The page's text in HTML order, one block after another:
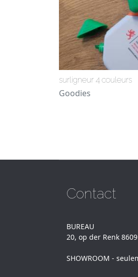
surligneur 4 couleurs
Goodies
Contact
BUREAU
20, op der Renk
SHOWROOM -